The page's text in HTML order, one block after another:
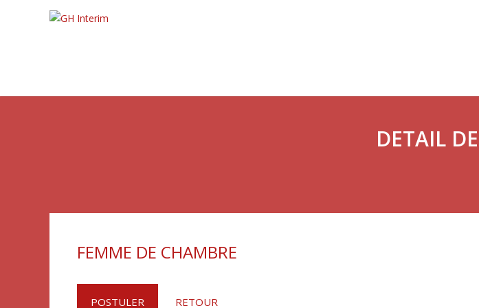
DETAIL
FEMME DE CHAMBRE